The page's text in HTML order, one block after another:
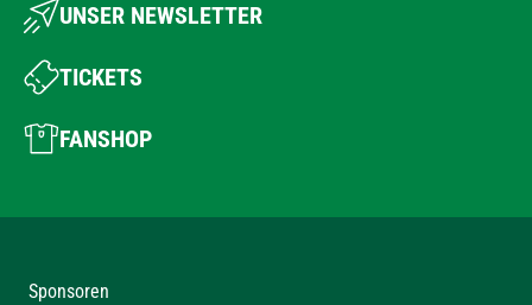
UNSER NEWSLETTER
TICKETS
FANSHOP
Sponsoren